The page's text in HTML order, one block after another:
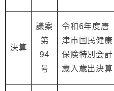
決算
議案
第
94
号
令和6年度唐
津市国民健康
保険特別会計
歳入歳出決算